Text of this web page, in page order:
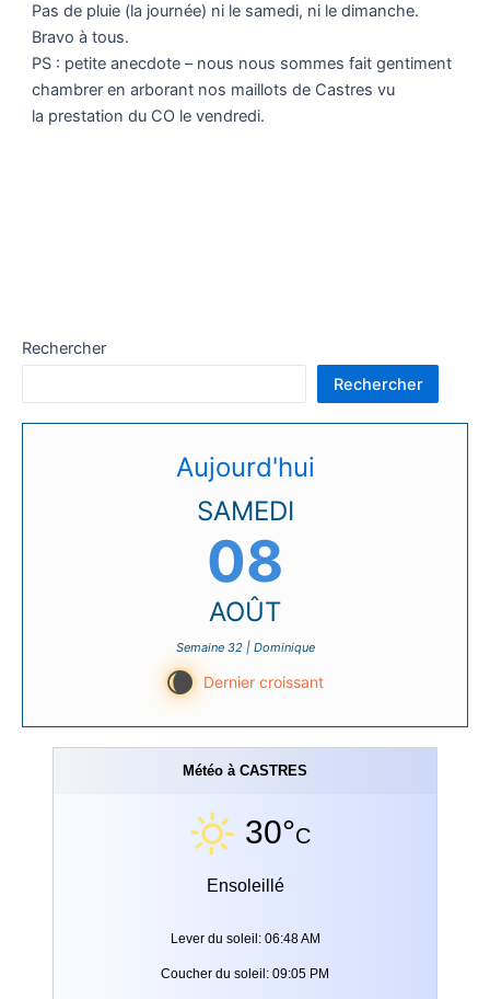
Pas de pluie (la journée) ni le samedi, ni le dimanche.
Bravo à tous.
PS : petite anecdote – nous nous sommes fait gentiment
chambrer en arborant nos maillots de Castres vu
la prestation du CO le vendredi.
Rechercher
Rechercher
Aujourd'hui
SAMEDI
08
AOÛT
Semaine 32 | Dominique
W Dernier croissant
Météo à CASTRES
30°C
Ensoleillé
Lever du soleil: 06:48 AM
Coucher du soleil: 09:05 PM